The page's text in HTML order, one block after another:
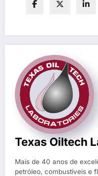
Texas Oiltech
Mais de 40 anos de
petróleo, combustíveis e